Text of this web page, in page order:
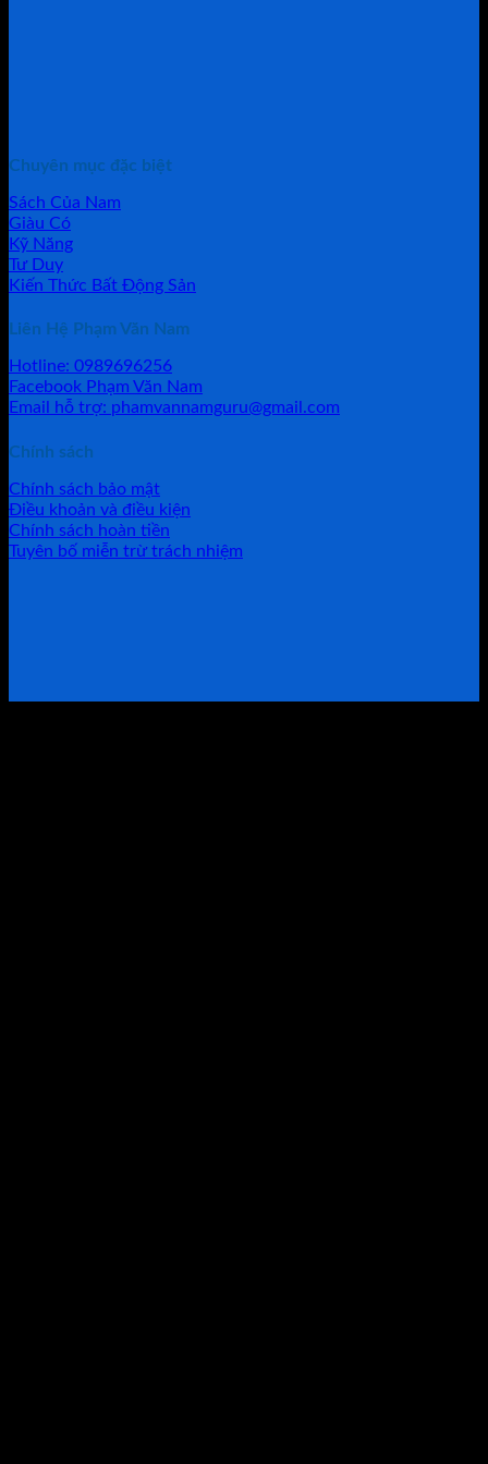
Chuyên mục đặc biệt
Sách Của Nam
Giàu Có
Kỹ Năng
Tư Duy
Kiến Thức Bất Động Sản
Liên Hệ Phạm Văn Nam
Hotline: 0989696256
Facebook Phạm Văn Nam
Email hỗ trợ: phamvannamguru@gmail.com
Chính sách
Chính sách bảo mật
Điều khoản và điều kiện
Chính sách hoàn tiền
Tuyên bố miễn trừ trách nhiệm